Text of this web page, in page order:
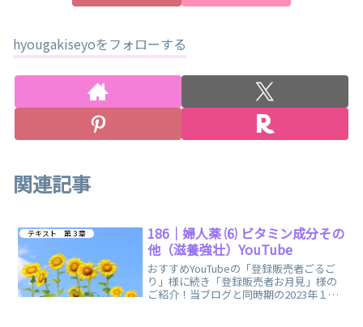
hyougakiseyoをフォローする
関連記事
テキスト 第３章
186｜婦人薬 ⑹ ビタミン成分その
他（滋養強壮）YouTube
おすすめYouTubeの「登録販売者ごるご
り」様に続き「登録販売者お月見」様の
ご紹介！当ブログと同時期の2023年１月